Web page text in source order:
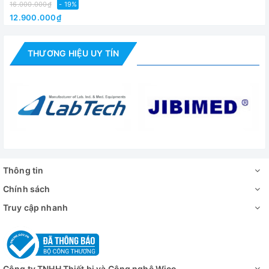
16.000.000₫ - 19%
12.900.000₫
THƯƠNG HIỆU UY TÍN
Thông tin
Chính sách
Truy cập nhanh